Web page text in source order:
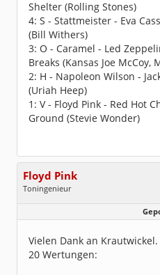
Shelter (Rolling Stones)
4: S - Stattmeister - Eva
(Bill Withers)
3: O - Caramel - Led
Breaks (Kansas Joe
2: H - Napoleon Wilson -
(Uriah Heep)
1: V - Floyd Pink - Red Hot
Ground (Stevie Wonder)
Floyd Pink
Toningenieur
Beiträge:
7827
Vielen Dank an
20 Wertungen: